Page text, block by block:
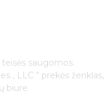
saugomos.
, LLC “ prekės ženklas,
biure.